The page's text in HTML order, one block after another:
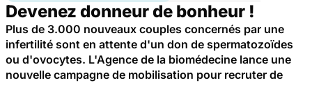
Devenez donneur de bonheur !
Plus de 3.000 nouveaux couples concernés par une
infertilité sont en attente d'un don de spermatozoïdes
ou d'ovocytes. L'Agence de la biomédecine lance une
nouvelle campagne de mobilisation pour recruter de